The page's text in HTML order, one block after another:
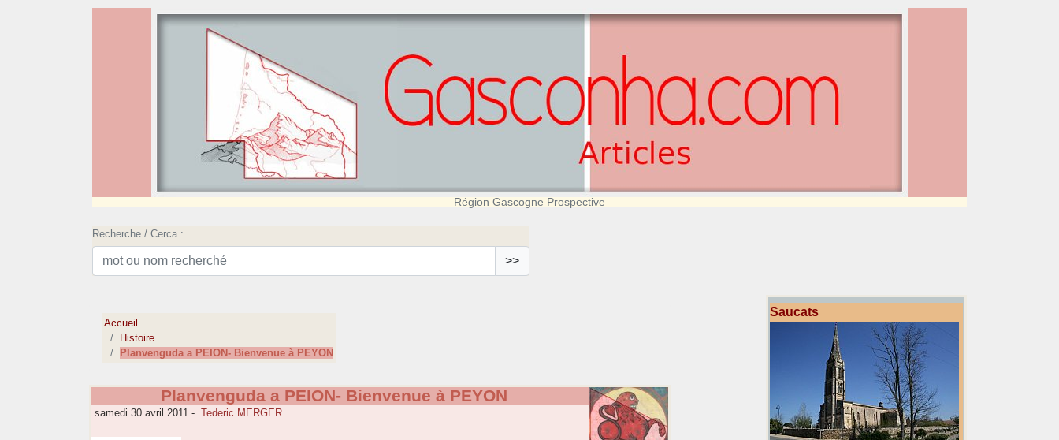
Région Gascogne Prospective
Recherche / Cerca :
>>
Accueil
Histoire
Planvenguda a PEION- Bienvenue à PEYON
Planvenguda a PEION- Bienvenue à PEYON
samedi 30 avril 2011 - Tederic MERGER
Saucats